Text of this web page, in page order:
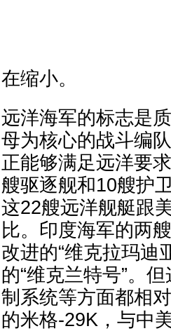
在缩小。
远洋海军的标志是
母为核心的战斗编
正能够满足远洋要
艘驱逐舰和10艘护
这22艘远洋舰艇跟
比。印度海军的两
改进的“维克拉玛迪
的“维克兰特号”。
制系统等方面都相
的米格-29K，与中